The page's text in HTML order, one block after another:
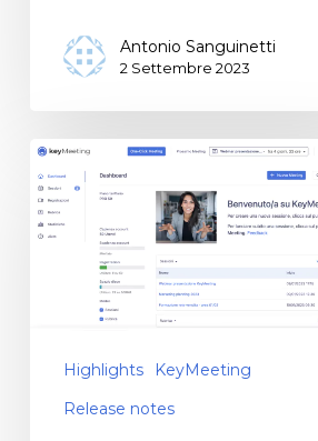
Antonio Sanguinetti
2 Settembre 2023
Highlights
KeyMeeting
Release notes